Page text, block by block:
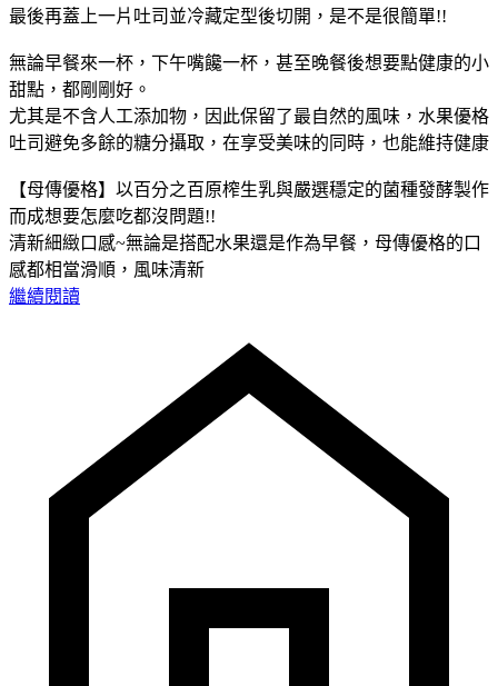
最後再蓋上一片吐司並冷藏定型後切開，是不是很簡單!!
無論早餐來一杯，下午嘴饞一杯，甚至晚餐後想要點健康的小
甜點，都剛剛好。
尤其是不含人工添加物，因此保留了最自然的風味，水果優格
吐司避免多餘的糖分攝取，在享受美味的同時，也能維持健康
【母傳優格】以百分之百原榨生乳與嚴選穩定的菌種發酵製作
而成想要怎麼吃都沒問題!!
清新細緻口感~無論是搭配水果還是作為早餐，母傳優格的口
感都相當滑順，風味清新
繼續閱讀